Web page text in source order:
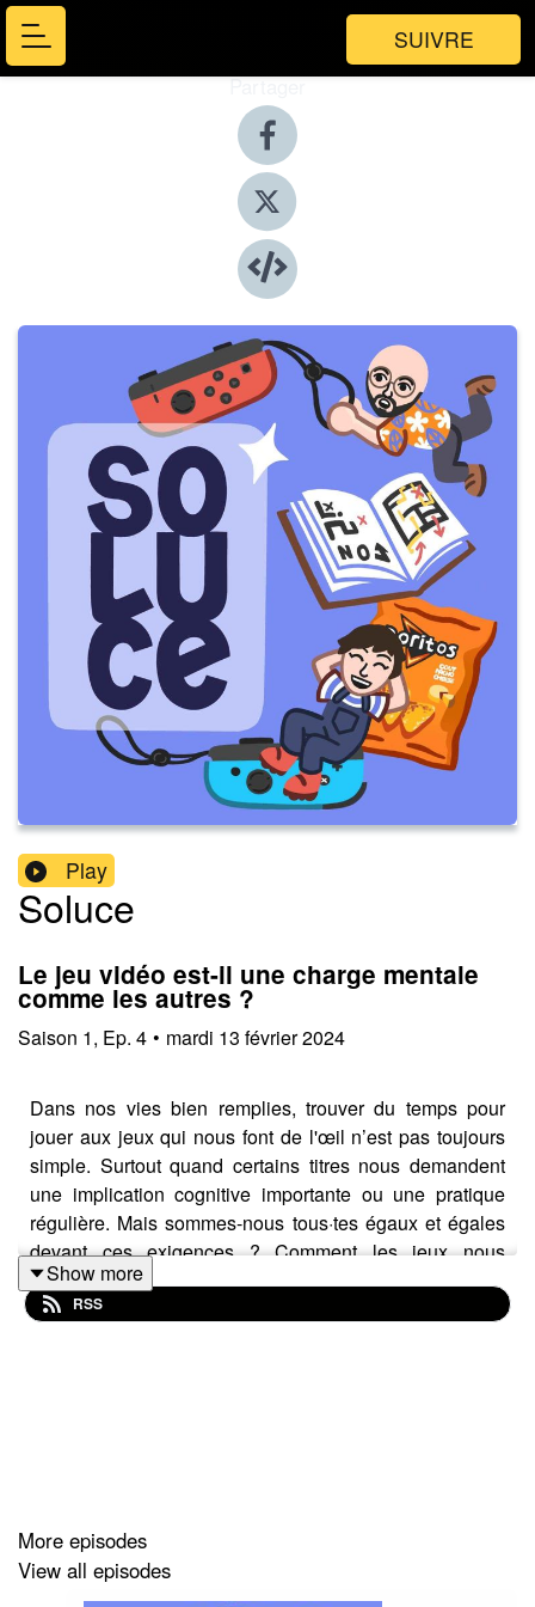
SUIVRE
Partager
Play
Soluce
Le jeu vidéo est-il une charge mentale
comme les autres ?
Saison 1, Ep. 4 • mardi 13 février 2024
Dans nos vies bien remplies, trouver du temps pour
jouer aux jeux qui nous font de l'œil n’est pas toujours
simple. Surtout quand certains titres nous demandent
une implication cognitive importante ou une pratique
régulière. Mais sommes-nous tous·tes égaux et égales
devant ces exigences ? Comment les jeux nous
renvoient-ils à nos vies domestiques et aux inégalités
de genre ? Dans cet épisode, Lucie et Hugo se
___
Show more
RSS
More episodes
View all episodes